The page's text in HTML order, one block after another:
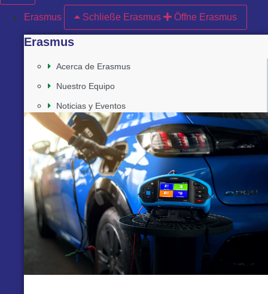
Erasmus Schließe Erasmus Öffne Erasmus
Erasmus
Acerca de Erasmus
Nuestro Equipo
Noticias y Eventos